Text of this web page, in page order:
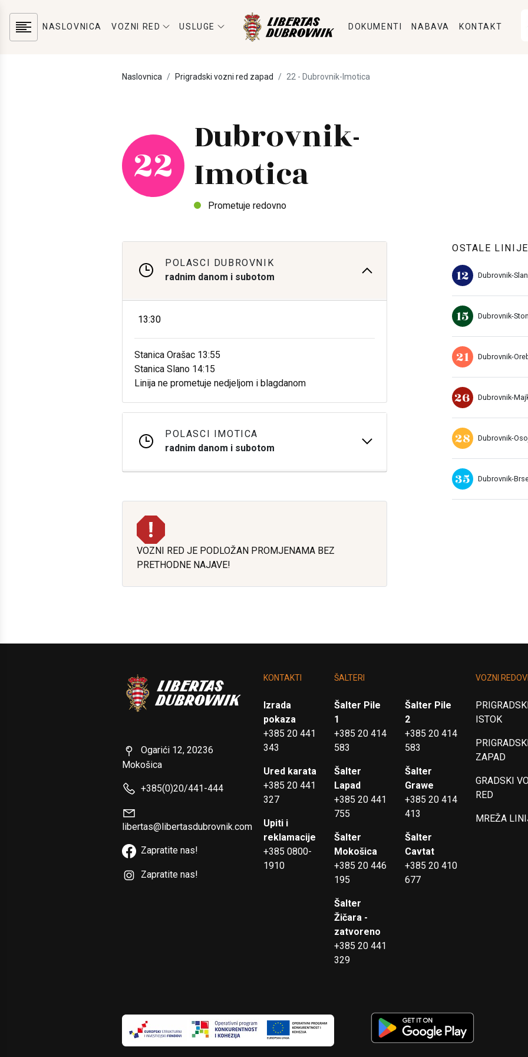
NASLOVNICA VOZNI RED USLUGE DOKUMENTI NABAVA KONTAKT
Naslovnica Prigradski vozni red zapad 22 - Dubrovnik-Imotica
22
Dubrovnik-
Imotica
Prometuje redovno
POLASCI DUBROVNIK
radnim danom i subotom
13:30
Stanica Orašac 13:55
Stanica Slano 14:15
Linija ne prometuje nedjeljom i blagdanom
POLASCI IMOTICA
radnim danom i subotom
VOZNI RED JE PODLOŽAN PROMJENAMA BEZ
PRETHODNE NAJAVE!
OSTALE
12 Dubrovnik-
15 Dubrovnik-Ston
21 Dubrovnik-
26 Dubrovnik-
28 Dubrovnik-
35 Dubrovnik-
Ogarići 12, 20236
Mokošica
+385(0)20/441-444
libertas@libertasdubrovnik.com
Zapratite nas!
Zapratite nas!
KONTAKTI
Izrada
pokaza
+385 20 441
343
Ured karata
+385 20 441
327
Upiti i
reklamacije
+385 0800-
1910
ŠALTERI
Šalter Pile
1
+385 20 414
583
Šalter Pile
2
+385 20 414
583
Šalter
Lapad
+385 20 441
755
Šalter
Grawe
+385 20 414
413
Šalter
Mokošica
+385 20 446
195
Šalter
Cavtat
+385 20 410
677
Šalter
Žičara -
zatvoreno
+385 20 441
329
VOZNI REDOVI
ISTOK
ZAPAD
GRADSKI
RED
MREŽA